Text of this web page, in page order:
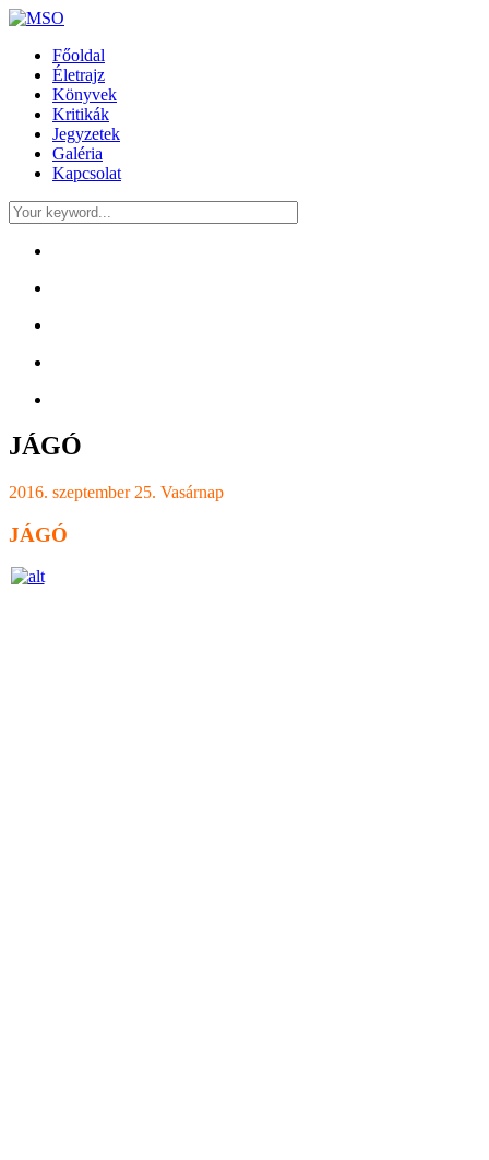
Főoldal
Életrajz
Könyvek
Kritikák
Jegyzetek
Galéria
Kapcsolat
JÁGÓ
2016. szeptember 25. Vasárnap
JÁGÓ